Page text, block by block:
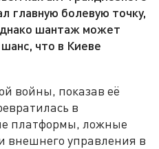
главную болевую точку,
шантаж может
что в Киеве
войны, показав её
в
платформы, ложные
внешнего управления в